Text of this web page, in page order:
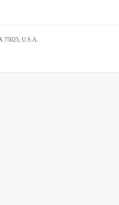
75025, U.S.A.